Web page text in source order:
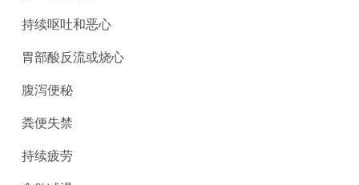
持续呕吐和恶心
胃部酸反流或烧心
腹泻便秘
粪便失禁
持续疲劳